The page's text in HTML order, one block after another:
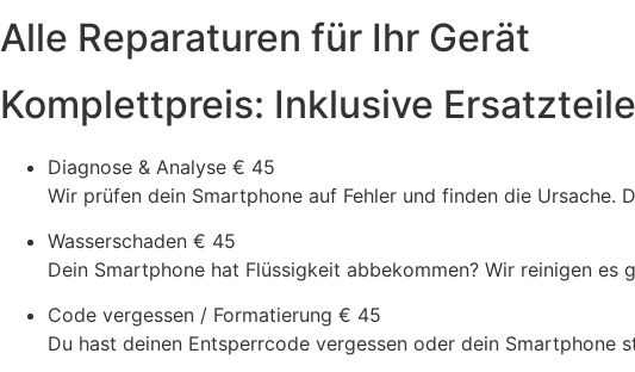
Alle Reparaturen für Ihr Gerät
Komplettpreis: Inklusive
Diagnose & Analyse € 45
Wir prüfen dein Smartphone auf Fehler und finden die Ursache.
Wasserschaden € 45
Dein Smartphone hat Flüssigkeit abbekommen? Wir reinigen
Code vergessen / Formatierung € 45
Du hast deinen Entsperrcode vergessen oder dein